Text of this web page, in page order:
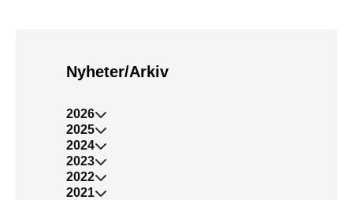
Nyheter/Arkiv
2026
2025
2024
2023
2022
2021